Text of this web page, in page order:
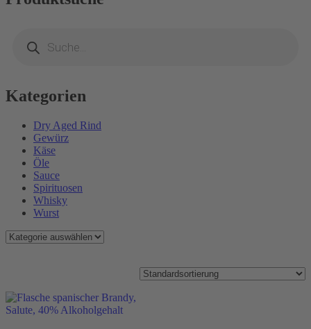
search
Kategorien
Dry Aged Rind
Gewürz
Käse
Öle
Sauce
Spirituosen
Whisky
Wurst